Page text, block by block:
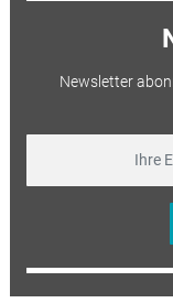
Newsletter